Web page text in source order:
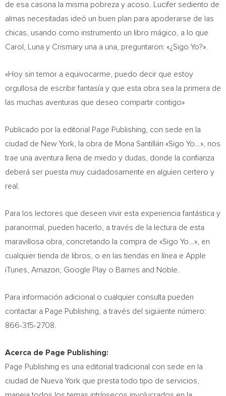
de esa casona la misma pobreza y acoso. Lucifer sediento de
almas necesitadas ideó un buen plan para apoderarse de las
chicas, usando como instrumento un libro mágico, a lo que
Carol, Luna y Crismary una a una, preguntaron: «¿Sigo Yo?».
«Hoy sin temor a equivocarme, puedo decir que estoy
orgullosa de escribir fantasía y que esta obra sea la primera de
las muchas aventuras que deseo compartir contigo»
Publicado por la editorial Page Publishing, con sede en la
ciudad de New York , la obra de Mona Santillán «Sigo Yo …», nos
trae una aventura llena de miedo y dudas, donde la confianza
deberá ser puesta muy cuidadosamente en alguien certero y
real.
Para los lectores que deseen vivir esta experiencia fantástica y
paranormal, pueden hacerlo, a través de la lectura de esta
maravillosa obra, concretando la compra de «Sigo Yo …», en
cualquier tienda de libros, o en las tiendas en línea e Apple
iTunes, Amazon, Google Play o Barnes and Noble.
Para información adicional o cualquier consulta pueden
contactar a Page Publishing, a través del siguiente número:
866-315-2708.
Acerca de Page Publishing:
Page Publishing es una editorial tradicional con sede en la
ciudad de Nueva York que presta todo tipo de servicios,